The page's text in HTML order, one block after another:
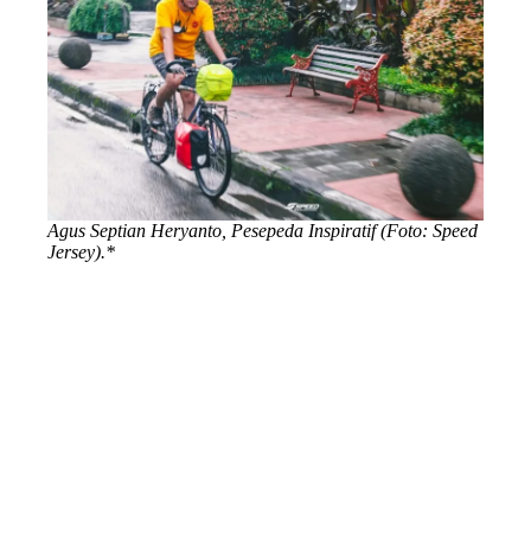
Agus Septian Heryanto, Pesepeda Inspiratif (Foto: Speed
Jersey).*